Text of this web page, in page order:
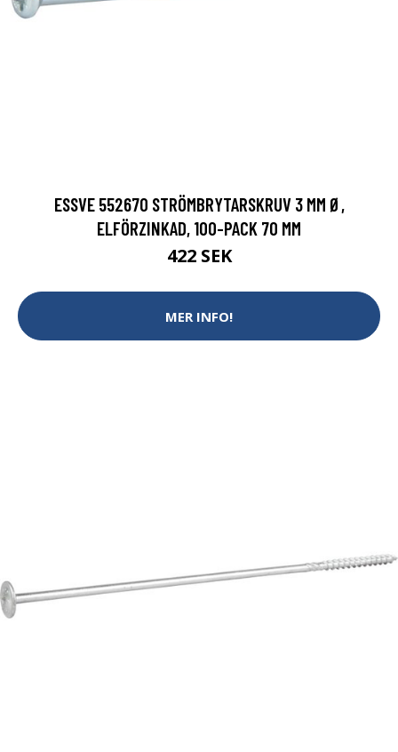
ESSVE 552670 STRÖMBRYTARSKRUV 3 MM Ø,
ELFÖRZINKAD, 100-PACK 70 MM
422 SEK
MER INFO!